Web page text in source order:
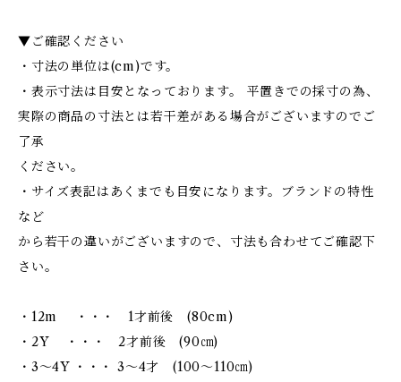
▼ご確認ください
・寸法の単位は(cm)です。
・表示寸法は目安となっております。 平置きでの採寸の為、
実際の商品の寸法とは若干差がある場合がございますのでご
了承
ください。
・サイズ表記はあくまでも目安になります。ブランドの特性
など
から若干の違いがございますので、寸法も合わせてご確認下
さい。
・12m ・・・ 1才前後 (80cm)
・2Y ・・・ 2才前後 (90㎝)
・3～4Y ・・・ 3～4才 (100～110㎝)